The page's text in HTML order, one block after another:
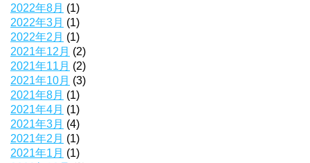
2022年8月 (1)
2022年3月 (1)
2022年2月 (1)
2021年12月 (2)
2021年11月 (2)
2021年10月 (3)
2021年8月 (1)
2021年4月 (1)
2021年3月 (4)
2021年2月 (1)
2021年1月 (1)